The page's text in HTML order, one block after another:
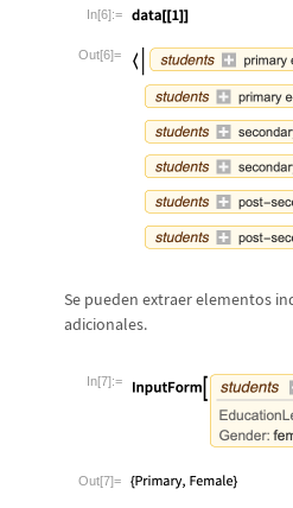
In[6]:=
Out[6]=
Se pueden extraer elementos
adicionales.
In[7]:=
Out[7]=